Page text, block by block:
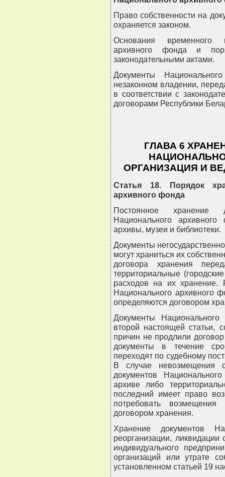
Право собственности на
охраняется законом.
Основания временного
архивного фонда и
законодательными актами.
Документы
незаконном владении,
в соответствии с
договорами Республики
ГЛАВА 6
ОРГАНИЗАЦИЯ И
Статья 18. Порядок
архивного фонда
Постоянное хранение
Национального архивного
архивы, музеи и библиотеки.
Документы
могут храниться их
договора хранения
территориальные
расходов на их хранение.
Национального архивного
определяются договором
Документы
второй настоящей статьи,
причин не продлили
документы в течение
переходят по судебному
В случае невозмещения
документов
архиве либо
последний имеет право
потребовать
договором хранения.
Хранение документов
реорганизации, ликвидации
индивидуального
организаций или утрате
установленном статьей 19